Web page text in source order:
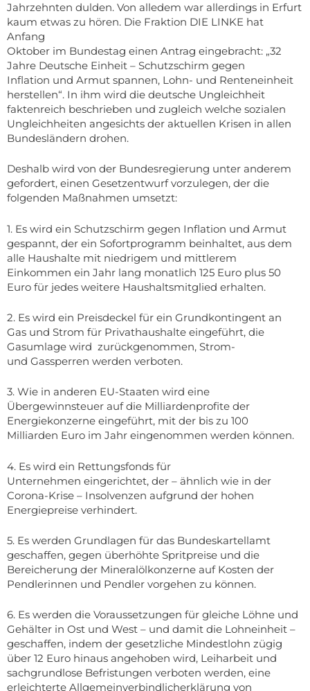
Jahrzehnten dulden. Von alledem war allerdings in Erfurt
kaum etwas zu hören. Die Fraktion DIE LINKE hat
Anfang
Oktober im Bundestag einen Antrag eingebracht: „32
Jahre Deutsche Einheit – Schutzschirm gegen
Inflation und Armut spannen, Lohn- und Renteneinheit
herstellen“. In ihm wird die deutsche Ungleichheit
faktenreich beschrieben und zugleich welche sozialen
Ungleichheiten angesichts der aktuellen Krisen in allen
Bundesländern drohen.
Deshalb wird von der Bundesregierung unter anderem
gefordert, einen Gesetzentwurf vorzulegen, der die
folgenden Maßnahmen umsetzt:
1. Es wird ein Schutzschirm gegen Inflation und Armut
gespannt, der ein Sofortprogramm beinhaltet, aus dem
alle Haushalte mit niedrigem und mittlerem
Einkommen ein Jahr lang monatlich 125 Euro plus 50
Euro für jedes weitere Haushaltsmitglied erhalten.
2. Es wird ein Preisdeckel für ein Grundkontingent an
Gas und Strom für Privathaushalte eingeführt, die
Gasumlage wird zurückgenommen, Strom-
und Gassperren werden verboten.
3. Wie in anderen EU-Staaten wird eine
Übergewinnsteuer auf die Milliardenprofite der
Energiekonzerne eingeführt, mit der bis zu 100
Milliarden Euro im Jahr eingenommen werden können.
4. Es wird ein Rettungsfonds für
Unternehmen eingerichtet, der – ähnlich wie in der
Corona-Krise – Insolvenzen aufgrund der hohen
Energiepreise verhindert.
5. Es werden Grundlagen für das Bundeskartellamt
geschaffen, gegen überhöhte Spritpreise und die
Bereicherung der Mineralölkonzerne auf Kosten der
Pendlerinnen und Pendler vorgehen zu können.
6. Es werden die Voraussetzungen für gleiche Löhne und
Gehälter in Ost und West – und damit die Lohneinheit –
geschaffen, indem der gesetzliche Mindestlohn zügig
über 12 Euro hinaus angehoben wird, Leiharbeit und
sachgrundlose Befristungen verboten werden, eine
erleichterte Allgemeinverbindlicherklärung von